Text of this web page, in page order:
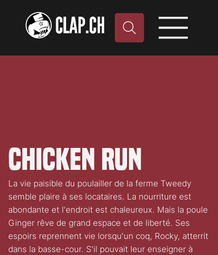
Chicken Run
La vie paisible du poulailler de la ferme Tweedy
semble plaire à ses locataires. La nourriture est
abondante et l'endroit est chaleureux. Mais la poule
Ginger rêve de grand espace et de liberté. Ses
espoirs reprennent vie lorsqu'un coq, Rocky, atterrit
dans la basse-cour. S'il pouvait leur enseigner à